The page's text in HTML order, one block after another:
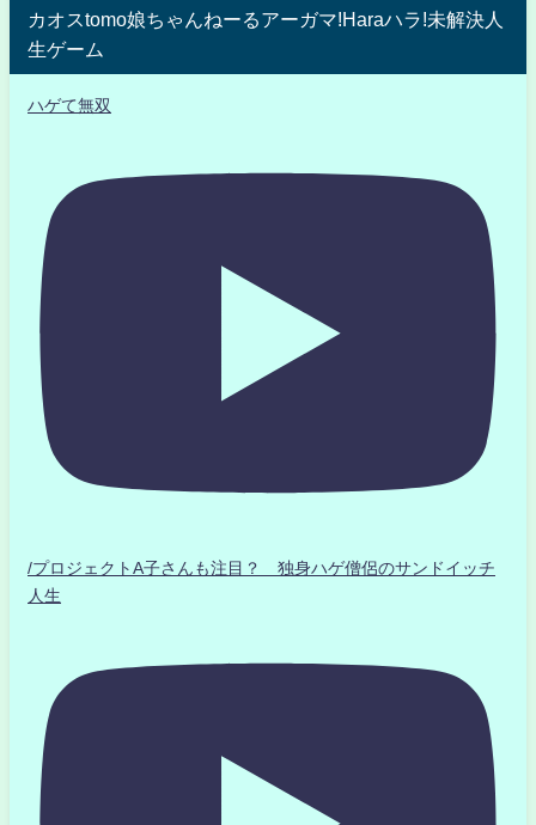
カオスtomo娘ちゃんねーるアーガマ!Haraハラ!未解決人
生ゲーム
ハゲて無双
/プロジェクトA子さんも注目？ 独身ハゲ僧侶のサンドイッチ
人生